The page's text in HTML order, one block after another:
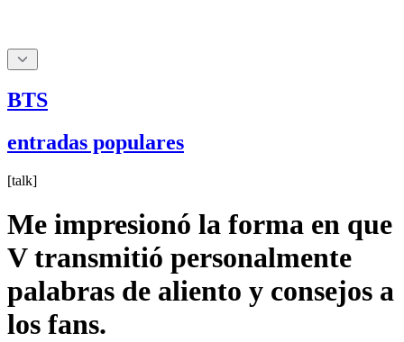
BTS
entradas populares
[talk]
Me impresionó la forma en que
V transmitió personalmente
palabras de aliento y consejos a
los fans.